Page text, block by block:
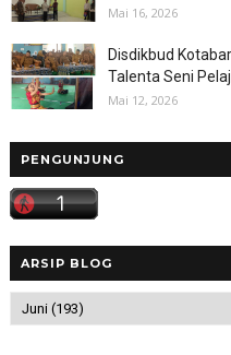
Mai 16, 2026
Disdikbud
Talenta Seni
Mai 12, 2026
PENGUNJUNG
ARSIP BLOG